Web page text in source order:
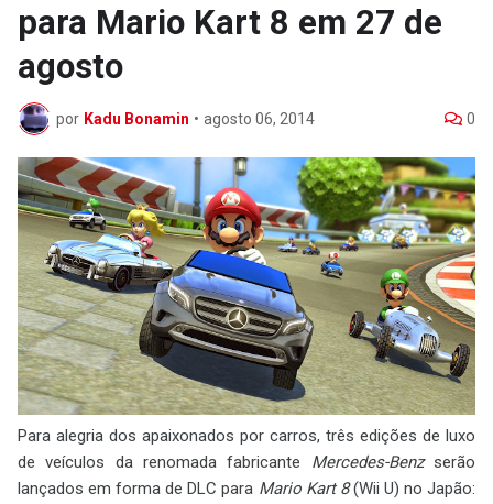
para Mario Kart 8 em 27 de
agosto
por Kadu Bonamin • agosto 06, 2014 0
Para alegria dos apaixonados por carros, três edições de luxo
de veículos da renomada fabricante Mercedes-Benzserão
lançados em forma de DLC para Mario Kart 8(Wii U) no Japão: